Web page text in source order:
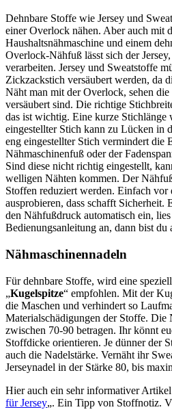
Dehnbare Stoffe wie Jersey und
einer Overlock nähen. Aber auch mit
Haushaltsnähmaschine und einem
Overlock-Nähfuß lässt sich der
verarbeiten. Jersey und Sweatstoffe
Zickzackstich versäubert werden, da
Näht man mit der Overlock, sehen
versäubert sind. Die richtige
das ist wichtig. Eine kurze Stichlänge
eingestellter Stich kann zu Lücken in
eng eingestellter Stich vermindert die
Nähmaschinenfuß oder der
Sind diese nicht richtig eingestellt,
welligen Nähten kommen. Der
Stoffen reduziert werden. Einfach vor
ausprobieren, dass schafft Sicherheit.
den Nähfußdruck automatisch ein,
Bedienungsanleitung an, dann bist du
Nähmaschinennadeln
Für dehnbare Stoffe, wird eine
„Kugelspitze“ empfohlen. Mit der
die Maschen und verhindert so
Materialschädigungen der Stoffe. Die
zwischen 70-90 betragen. Ihr könnt
Stoffdicke orientieren. Je dünner der
auch die Nadelstärke. Vernäht ihr
Jerseynadel in der Stärke 80, bis
Hier auch ein sehr informativer
für Jersey„. Ein Tipp von Stoffnotiz.